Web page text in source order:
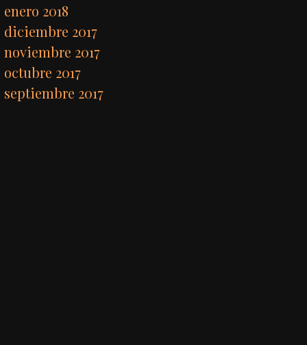
enero 2018
diciembre 2017
noviembre 2017
octubre 2017
septiembre 2017